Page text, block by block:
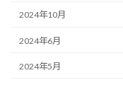
2024年10月
2024年6月
2024年5月